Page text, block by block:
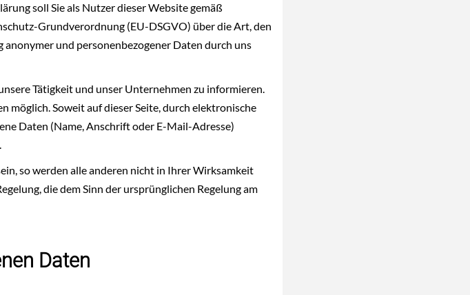
soll Sie als Nutzer dieser Website gemäß
Grundverordnung (EU-DSGVO) über die Art, den
und personenbezogener Daten durch uns
Tätigkeit und unser Unternehmen zu informieren.
möglich. Soweit auf dieser Seite, durch elektronische
Daten (Name, Anschrift oder E-Mail-Adresse)
so werden alle anderen nicht in Ihrer Wirksamkeit
die dem Sinn der ursprünglichen Regelung am
Daten